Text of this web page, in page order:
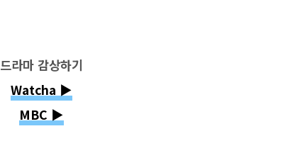
드라마 감상하기
Watcha ▶
MBC ▶